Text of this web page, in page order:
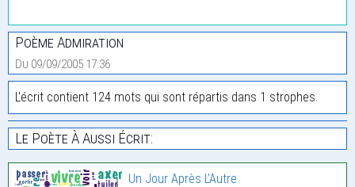
Poème Admiration
Du 09/09/2005 17:36
L'écrit contient 124 mots qui sont répartis dans 1 strophes.
Le Poète À Aussi Écrit:
Un Jour Après L’Autre